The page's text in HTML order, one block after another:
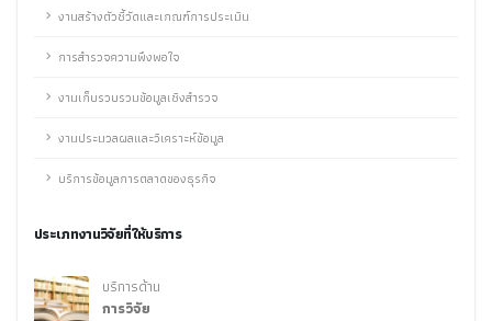
งานสร้างตัวชี้วัดและเกณฑ์การประเมิน
การสำรวจความพึงพอใจ
งานเก็บรวบรวมข้อมูลเชิงสำรวจ
งานประมวลผลและวิเคราะห์ข้อมูล
บริการข้อมูลการตลาดของธุรกิจ
ประเภทงานวิจัยที่ให้บริการ
บริการด้าน
การวิจัย